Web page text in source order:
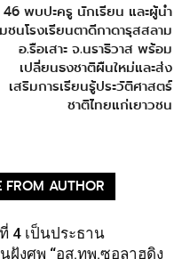
46 พบปะครู นักเรียน และผู้นำ
ชนโรงเรียนตาดีกาดารุสสลาม
อ.รือเสาะ จ.นราธิวาส พร้อม
เปลี่ยนธงชาติผืนใหม่และส่ง
เสริมการเรียนรู้ประวัติศาสตร์
ชาติไทยแก่เยาวชน
FROM AUTHOR
4 เป็นประธาน
ฝังศพ “อส.ทพ.ซอลาฮูดิง